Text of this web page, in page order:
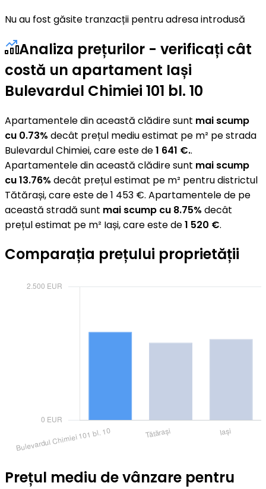
Nu au fost găsite tranzacții pentru adresa introdusă
Analiza prețurilor - verificați cât
costă un apartament Iași
Bulevardul Chimiei 101 bl. 10
Apartamentele din această clădire sunt mai scump
cu 0.73% decât prețul mediu estimat pe m² pe strada
Bulevardul Chimiei, care este de1 641 €..
Apartamentele din această clădire sunt mai scump
cu 13.76% decât prețul estimat pe m² pentru districtul
Tătărași, care este de 1 453 €. Apartamentele de pe
această stradă sunt mai scump cu 8.75% decât
prețul estimat pe m² Iași, care este de1 520 €.
Comparația prețului proprietății
Prețul mediu de vânzare pentru